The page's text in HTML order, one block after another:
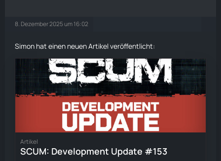
8. Dezember 2025 um 16:02
Simon hat einen neuen Artikel veröffentlicht:
Artikel
SCUM: Development Update #153